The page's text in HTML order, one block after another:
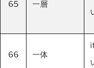
65 一層
66 一体